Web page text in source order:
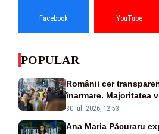
Facebook YouTube
POPULAR
Românii cer
înarmare. Majoritatea
și industrie locală –
30 iul. 2026, 12:53
Ana Maria Păcuraru